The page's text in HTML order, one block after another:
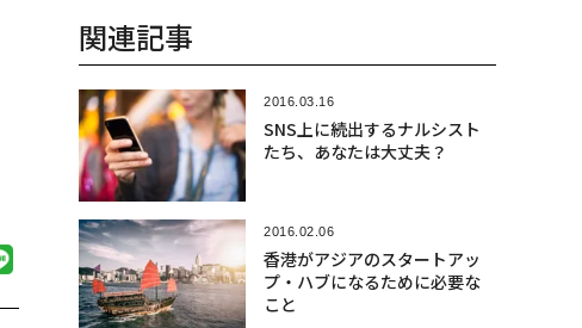
関連記事
2016.03.16
SNS上に続出するナルシスト
たち、あなたは大丈夫？
2016.02.06
香港がアジアのスタートアッ
プ・ハブになるために必要な
こと